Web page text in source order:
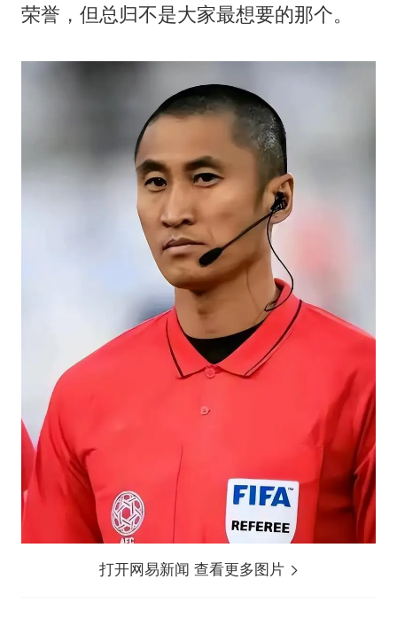
荣誉，但总归不是大家最想要的那个。
打开网易新闻 查看更多图片